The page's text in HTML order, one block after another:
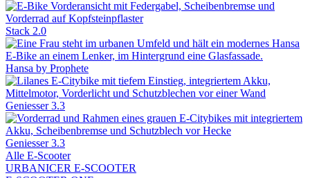
Stack 2.0
Hansa by Prophete
Geniesser 3.3
Geniesser 3.3
Alle E-Scooter
URBANICER E-SCOOTER